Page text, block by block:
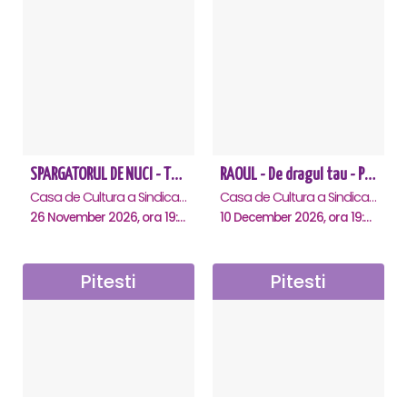
SPARGATORUL DE NUCI - Turneu National - Pitesti
Casa de Cultura a Sindicatelor , Pitesti
26 November 2026, ora 19:00
RAOUL - De dragul tau - Pitesti
Casa de Cultura a Sindicatelor , Pitesti
10 December 2026, ora 19:00
Pitesti Pitesti